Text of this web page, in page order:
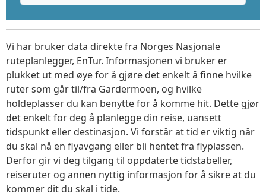
Vi har bruker data direkte fra Norges Nasjonale
ruteplanlegger, EnTur. Informasjonen vi bruker er
plukket ut med øye for å gjøre det enkelt å finne hvilke
ruter som går til/fra Gardermoen, og hvilke
holdeplasser du kan benytte for å komme hit. Dette gjør
det enkelt for deg å planlegge din reise, uansett
tidspunkt eller destinasjon. Vi forstår at tid er viktig når
du skal nå en flyavgang eller bli hentet fra flyplassen.
Derfor gir vi deg tilgang til oppdaterte tidstabeller,
reiseruter og annen nyttig informasjon for å sikre at du
kommer dit du skal i tide.